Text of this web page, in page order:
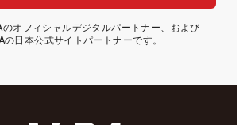
オフィシャルデジタルパートナー、および
の日本公式サイトパートナーです。